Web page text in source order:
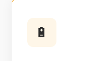
🔋